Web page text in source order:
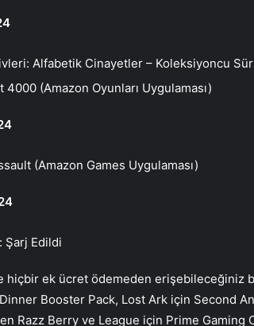
Alfabetik Cinayetler – Koleksiyoncu
4000 (Amazon Oyunları Uygulaması)
(Amazon Games Uygulaması)
Şarj Edildi
hiçbir ek ücret ödemeden erişebileceğiniz
Booster Pack, Lost Ark için Second
Razz Berry ve League için Prime Gaming